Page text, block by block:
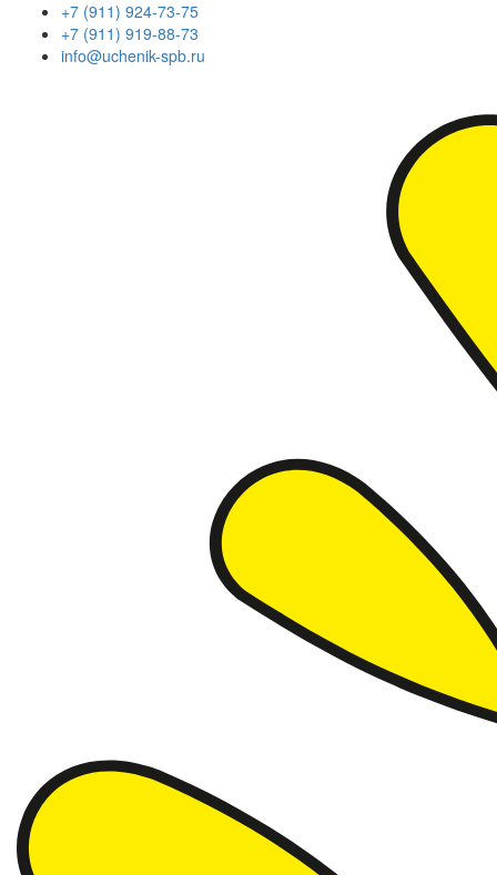
+7 (911) 924-73-75
+7 (911) 919-88-73
info@uchenik-spb.ru